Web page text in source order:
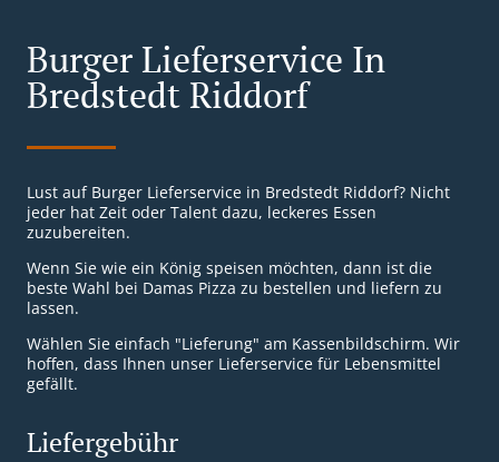
Burger Lieferservice In
Bredstedt Riddorf
Lust auf Burger Lieferservice in Bredstedt Riddorf? Nicht
jeder hat Zeit oder Talent dazu, leckeres Essen
zuzubereiten.
Wenn Sie wie ein König speisen möchten, dann ist die
beste Wahl bei Damas Pizza zu bestellen und liefern zu
lassen.
Wählen Sie einfach "Lieferung" am Kassenbildschirm. Wir
hoffen, dass Ihnen unser Lieferservice für Lebensmittel
gefällt.
Liefergebühr